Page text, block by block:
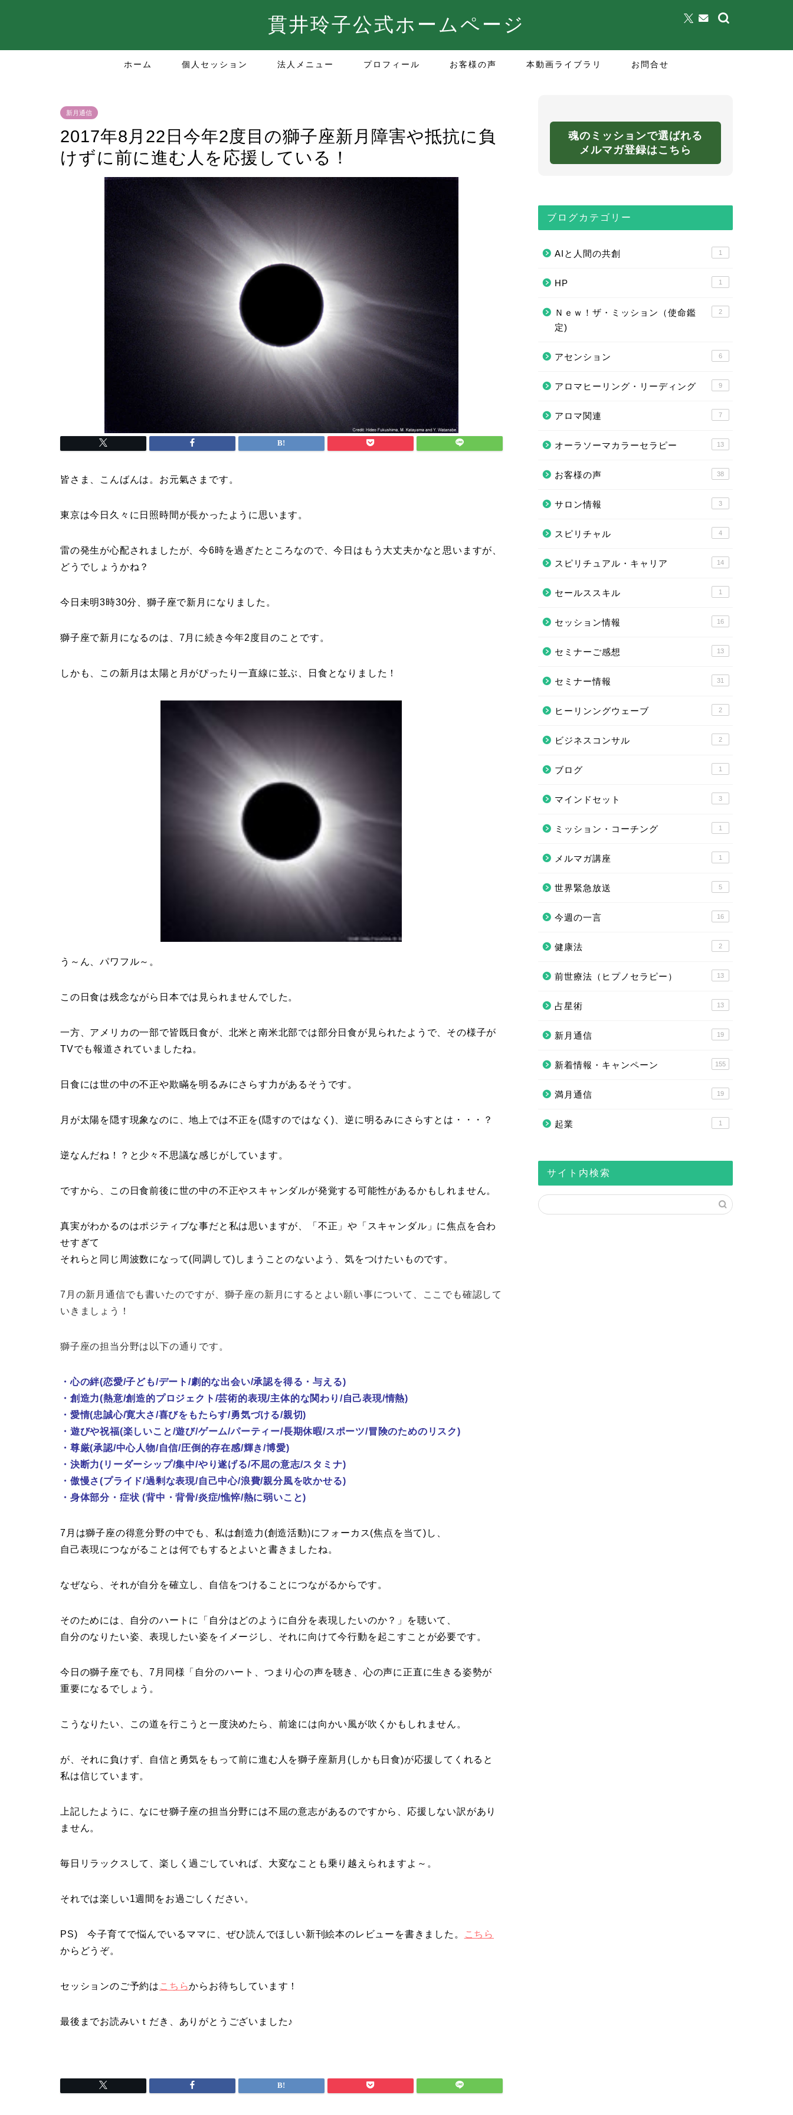
貫井玲子公式ホームページ
ホーム 個人セッション 法人メニュー プロフィール お客様の声 本動画ライブラリ お問合せ
新月通信
2017年8月22日今年2度目の獅子座新月障害や抵抗に負
けずに前に進む人を応援している！
皆さま、こんばんは。お元氣さまです。
東京は今日久々に日照時間が長かったように思います。
雷の発生が心配されましたが、今6時を過ぎたところなので、今日はもう大丈夫かなと思いますが、
どうでしょうかね？
今日未明3時30分、獅子座で新月になりました。
獅子座で新月になるのは、7月に続き今年2度目のことです。
しかも、この新月は太陽と月がぴったり一直線に並ぶ、日食となりました！
う～ん、パワフル～。
この日食は残念ながら日本では見られませんでした。
一方、アメリカの一部で皆既日食が、北米と南米北部では部分日食が見られたようで、その様子が
TVでも報道されていましたね。
日食には世の中の不正や欺瞞を明るみにさらす力があるそうです。
月が太陽を隠す現象なのに、地上では不正を(隠すのではなく)、逆に明るみにさらすとは・・・？
逆なんだね！？と少々不思議な感じがしています。
ですから、この日食前後に世の中の不正やスキャンダルが発覚する可能性があるかもしれません。
真実がわかるのはポジティブな事だと私は思いますが、「不正」や「スキャンダル」に焦点を合わ
せすぎて
それらと同じ周波数になって(同調して)しまうことのないよう、気をつけたいものです。
7月の新月通信でも書いたのですが、獅子座の新月にするとよい願い事について、ここでも確認して
いきましょう！
獅子座の担当分野は以下の通りです。
・心の絆(恋愛/子ども/デート/劇的な出会い/承認を得る・与える)
・創造力(熱意/創造的プロジェクト/芸術的表現/主体的な関わり/自己表現/情熱)
・愛情(忠誠心/寛大さ/喜びをもたらす/勇気づける/親切)
・遊びや祝福(楽しいこと/遊び/ゲーム/パーティー/長期休暇/スポーツ/冒険のためのリスク)
・尊厳(承認/中心人物/自信/圧倒的存在感/輝き/博愛)
・決断力(リーダーシップ/集中/やり遂げる/不屈の意志/スタミナ)
・傲慢さ(プライド/過剰な表現/自己中心/浪費/親分風を吹かせる)
・身体部分・症状 (背中・背骨/炎症/憔悴/熱に弱いこと)
7月は獅子座の得意分野の中でも、私は創造力(創造活動)にフォーカス(焦点を当て)し、
自己表現につながることは何でもするとよいと書きましたね。
なぜなら、それが自分を確立し、自信をつけることにつながるからです。
そのためには、自分のハートに「自分はどのように自分を表現したいのか？」を聴いて、
自分のなりたい姿、表現したい姿をイメージし、それに向けて今行動を起こすことが必要です。
今日の獅子座でも、7月同様「自分のハート、つまり心の声を聴き、心の声に正直に生きる姿勢が
重要になるでしょう。
こうなりたい、この道を行こうと一度決めたら、前途には向かい風が吹くかもしれません。
が、それに負けず、自信と勇気をもって前に進む人を獅子座新月(しかも日食)が応援してくれると
私は信じています。
上記したように、なにせ獅子座の担当分野には不屈の意志があるのですから、応援しない訳があり
ません。
毎日リラックスして、楽しく過ごしていれば、大変なことも乗り越えられますよ～。
それでは楽しい1週間をお過ごしください。
PS) 今子育てで悩んでいるママに、ぜひ読んでほしい新刊絵本のレビューを書きました。
こちら
からどうぞ。
セッションのご予約は こちらからお待ちしています！
最後までお読みいｔだき、ありがとうございました♪
魂のミッションで選ばれる
メルマガ登録はこちら
ブログカテゴリー
AIと人間の共創 1
HP 1
Ｎｅｗ！ザ・ミッション（使命鑑
定)
2
アセンション 6
アロマヒーリング・リーディング 9
アロマ関連 7
オーラソーマカラーセラピー 13
お客様の声 38
サロン情報 3
スピリチャル 4
スピリチュアル・キャリア 14
セールススキル 1
セッション情報 16
セミナーご感想 13
セミナー情報 31
ヒーリンングウェーブ 2
ビジネスコンサル 2
ブログ 1
マインドセット 3
ミッション・コーチング 1
メルマガ講座 1
世界緊急放送 5
今週の一言 16
健康法 2
前世療法（ヒプノセラピー） 13
占星術 13
新月通信 19
新着情報・キャンペーン 155
満月通信 19
起業 1
サイト内検索